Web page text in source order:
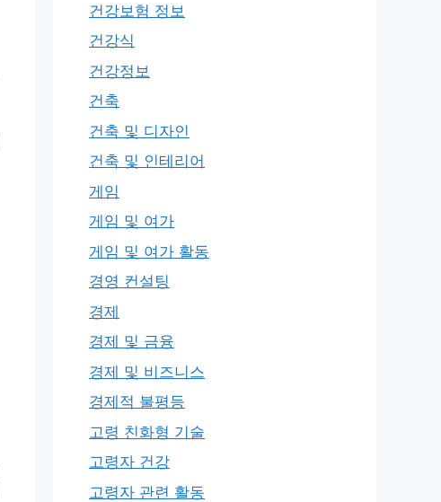
건강보험 정보
건강식
건강정보
건축
건축 및 디자인
건축 및 인테리어
게임
게임 및 여가
게임 및 여가 활동
경영 컨설팅
경제
경제 및 금융
경제 및 비즈니스
경제적 불평등
고령 친화형 기술
고령자 건강
고령자 관련 활동